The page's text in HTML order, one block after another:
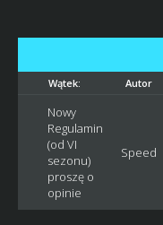
Wątek: Autor
Nowy
Regulamin
(od VI
sezonu)
proszę o
opinie
Speed